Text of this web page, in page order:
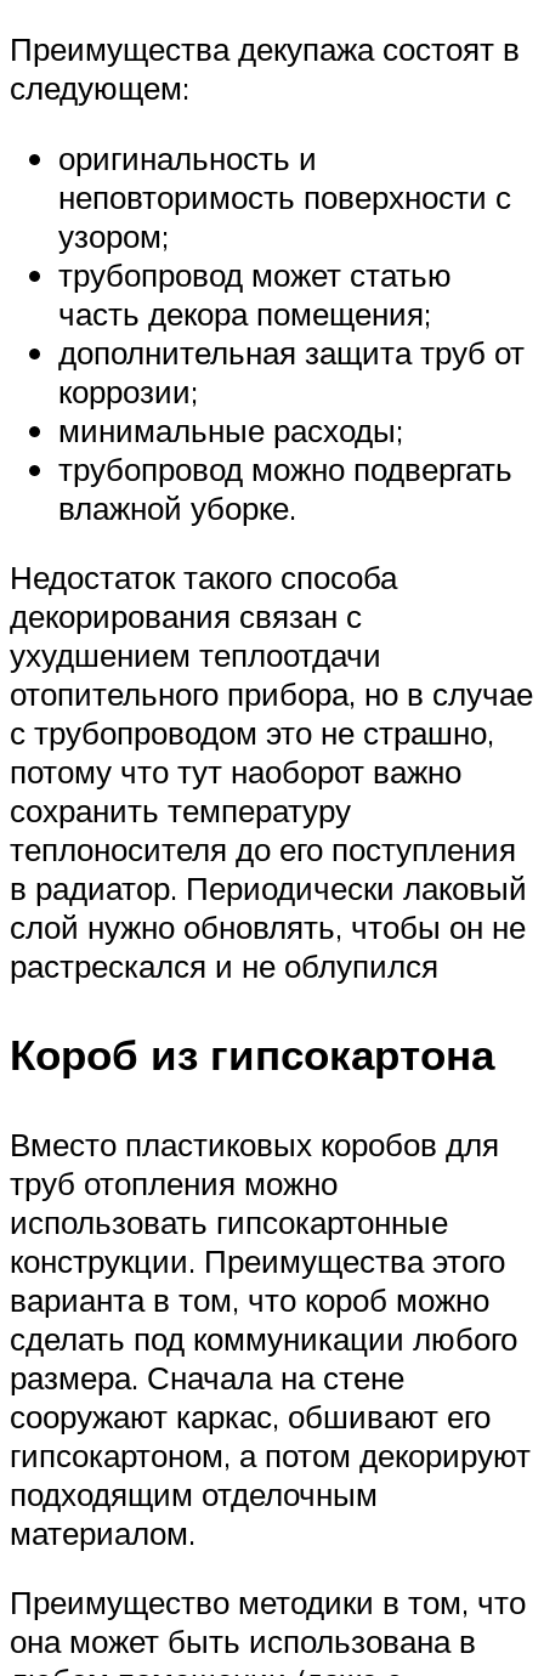
Преимущества декупажа состоят в
следующем:
оригинальность и
неповторимость поверхности с
узором;
трубопровод может статью
часть декора помещения;
дополнительная защита труб от
коррозии;
минимальные расходы;
трубопровод можно подвергать
влажной уборке.
Недостаток такого способа
декорирования связан с
ухудшением теплоотдачи
отопительного прибора, но в случае
с трубопроводом это не страшно,
потому что тут наоборот важно
сохранить температуру
теплоносителя до его поступления
в радиатор. Периодически лаковый
слой нужно обновлять, чтобы он не
растрескался и не облупился
Короб из гипсокартона
Вместо пластиковых коробов для
труб отопления можно
использовать гипсокартонные
конструкции. Преимущества этого
варианта в том, что короб можно
сделать под коммуникации любого
размера. Сначала на стене
сооружают каркас, обшивают его
гипсокартоном, а потом декорируют
подходящим отделочным
материалом.
Преимущество методики в том, что
она может быть использована в